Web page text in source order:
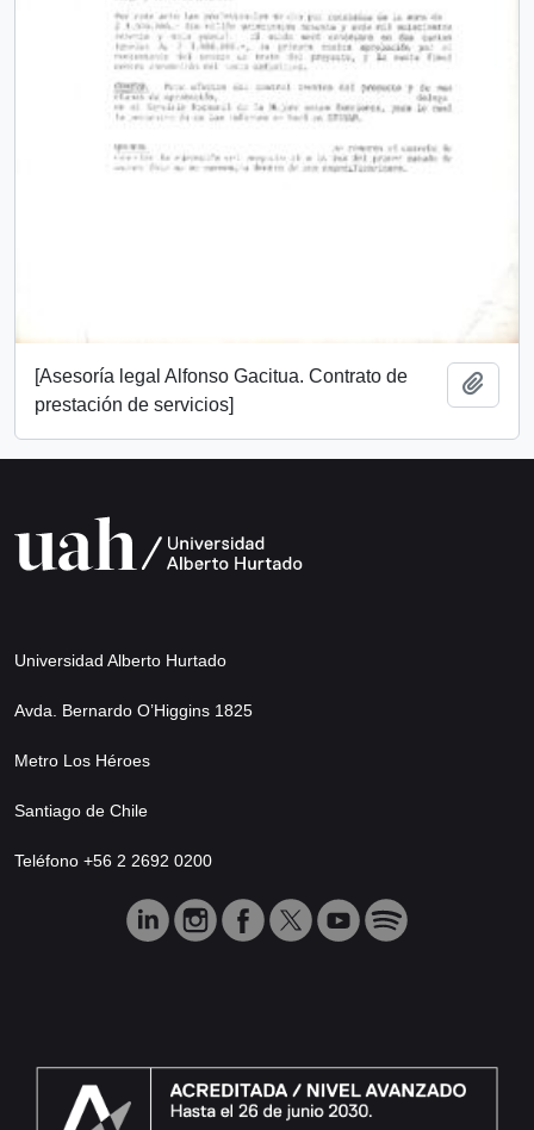
[Asesoría legal Alfonso Gacitua. Contrato de
prestación de servicios]
Universidad Alberto Hurtado
Avda. Bernardo O’Higgins 1825
Metro Los Héroes
Santiago de Chile
Teléfono +56 2 2692 0200